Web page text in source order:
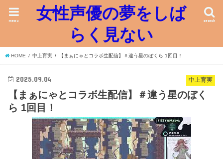
女性声優の夢をしば
らく見ない
search
menu
HOME 中上育実 【まぁにゃとコラボ生配信】＃違う星のぼくら 1回目！
中上育実
2025.09.04
【まぁにゃとコラボ生配信】＃違う星のぼく
ら 1回目！